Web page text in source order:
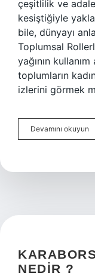
çeşitlilik ve
kesiştiğiyle
bile, dünyayı
Toplumsal
yağının
toplumların
izlerini görmek
Devamını okuyun
NEDIR ?